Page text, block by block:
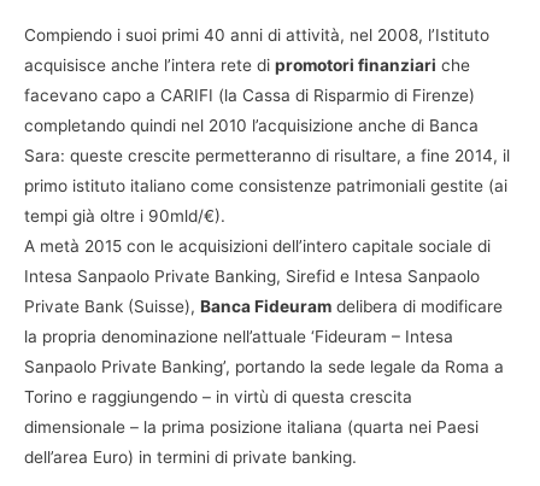
Compiendo i suoi primi 40 anni di attività, nel 2008, l’Istituto
acquisisce anche l’intera rete di promotori finanziari che
facevano capo a CARIFI (la Cassa di Risparmio di Firenze)
completando quindi nel 2010 l’acquisizione anche di Banca
Sara: queste crescite permetteranno di risultare, a fine 2014, il
primo istituto italiano come consistenze patrimoniali gestite (ai
tempi già oltre i 90mld/€).
A metà 2015 con le acquisizioni dell’intero capitale sociale di
Intesa Sanpaolo Private Banking, Sirefid e Intesa Sanpaolo
Private Bank (Suisse), Banca Fideuram delibera di modificare
la propria denominazione nell’attuale ‘Fideuram – Intesa
Sanpaolo Private Banking’, portando la sede legale da Roma a
Torino e raggiungendo – in virtù di questa crescita
dimensionale – la prima posizione italiana (quarta nei Paesi
dell’area Euro) in termini di private banking.